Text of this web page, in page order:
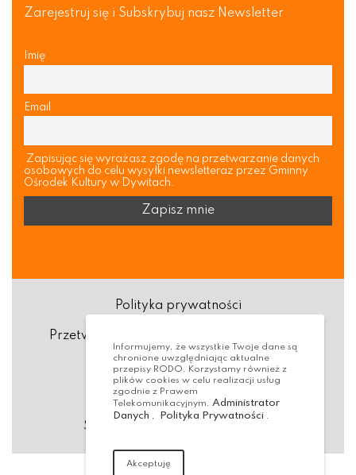
Zarejestruj się i Subskrybuj nasz Newsletter
Imię
Email
Zapisując się wyrażasz zgodę na przetwarzanie danych
osobowych do celu wysyłki newsletteraz przez Gminny
Ośrodek Kultury w Dywitach.
Polityka prywatności
Przetwarzanie danych osobowych (RODO)
Deklaracja dostępności
Dostępność Architektoniczna
Standardy ochrony małoletnich
Informujemy, że wszystkie Twoje dane są
chronione uwzględniając aktualne
przepisy RODO. Korzystamy również z
plików cookies w celu realizacji usług
zgodnie z Prawem
Telekomunikacyjnym. Administrator
Danych , Polityka Prywatności .
Akceptuję